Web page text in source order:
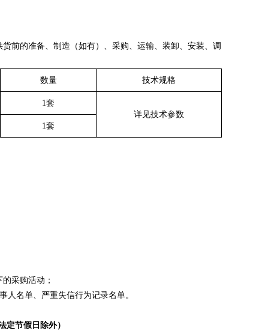
货前的准备、制造（如有）、采购、运输、装卸、安装、调
数量 技术规格
1套
详见技术参数
1套
采购活动；
人名单、严重失信行为记录名单。
定节假日除外）